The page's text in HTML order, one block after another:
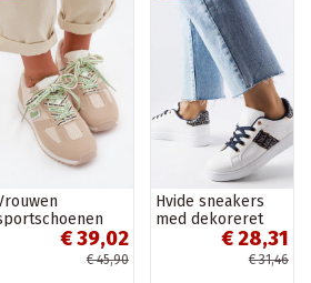
opties
met decoratieve
zandkleur Henira
€ 39,02
€ 45,90
Hvide sneakers
med dekoreret
overdel Sauriol
€ 28,31
€ 31,46